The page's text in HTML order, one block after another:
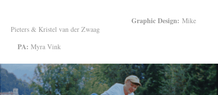
Graphic Design: Mike
Pieters & Kristel van der Zwaag
PA:Myra Vink